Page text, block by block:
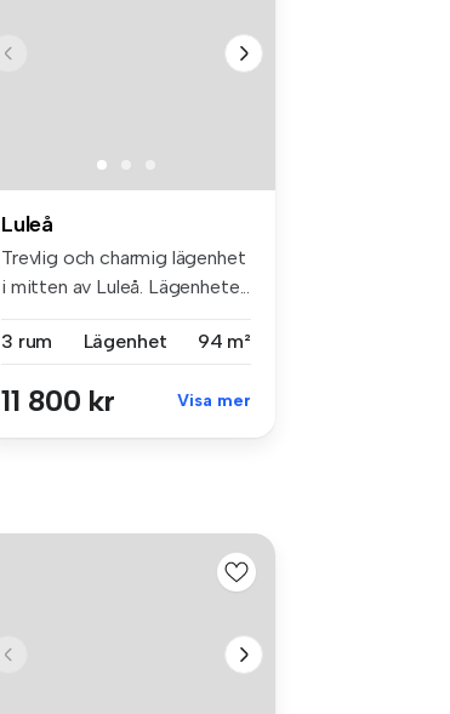
Luleå
Trevlig och charmig lägenhet
i mitten av Luleå. Lägenhete...
3 rum Lägenhet 94 m²
11 800 kr Visa mer